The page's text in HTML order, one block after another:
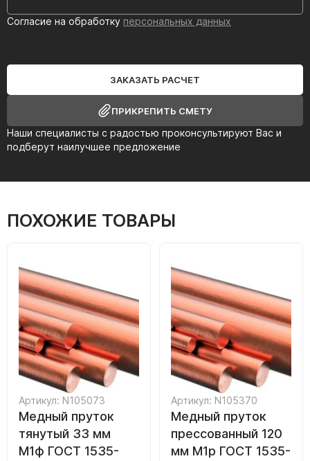
Наши специалисты с радостью проконсультируют Вас и
подберут наилучшее предложение
Согласие на обработку персональных данных
ЗАКАЗАТЬ РАСЧЕТ
ПРИКРЕПИТЬ СМЕТУ
ПОХОЖИЕ ТОВАРЫ
Артикул: N105073
Медный пруток
тянутый 33 мм
М1ф ГОСТ 1535-
Артикул: N105370
Медный пруток
прессованный 120
мм М1р ГОСТ 1535-